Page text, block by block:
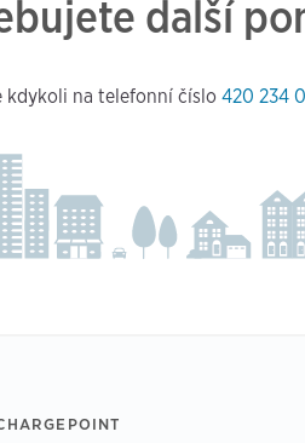
další
kdykoli na telefonní číslo420 234